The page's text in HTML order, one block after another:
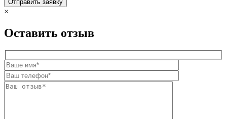
×
Оставить отзыв